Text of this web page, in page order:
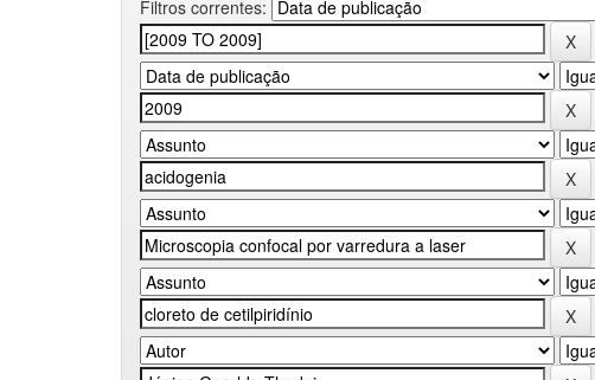
Filtros correntes: